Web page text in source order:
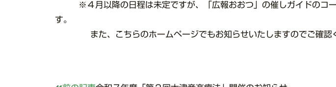
※４月以降の日程は未定ですが、「広報おおつ」の催しガイドのコー
す。
また、こちらのホームページでもお知らせいたしますのでご確認く